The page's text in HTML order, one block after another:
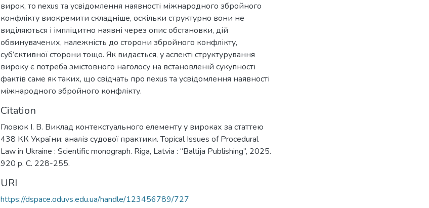
вирок, то nexus та усвідомлення наявності міжнародного збройного
конфлікту виокремити складніше, оскільки структурно вони не
виділяються і імпліцитно наявні через опис обстановки, дій
обвинувачених, належність до сторони збройного конфлікту,
суб’єктивної сторони тощо. Як видається, у аспекті структурування
вироку є потреба змістовного наголосу на встановленій сукупності
фактів саме як таких, що свідчать про nexus та усвідомлення наявності
міжнародного збройного конфлікту.
Citation
Гловюк І. В. Виклад контекстуального елементу у вироках за статтею
438 КК України: аналіз судової практики. Topical Issues of Procedural
Law in Ukraine : Scientific monograph. Riga, Latvia : “Baltija Publishing”, 2025.
920 p. C. 228-255.
URI
https://dspace.oduvs.edu.ua/handle/123456789/727